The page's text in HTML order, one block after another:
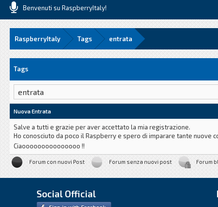
Benvenuti su RaspberryItaly!
RaspberryItaly Tags entrata
Tags
Nuova Entrata
Salve a tutti e grazie per aver accettato la mia registrazione.
Ho conosciuto da poco il Raspberry e spero di imparare tante nuove
Ciaooooooooooooooo !!
Forum con nuovi Post Forum senza nuovi post Forum
Social Official